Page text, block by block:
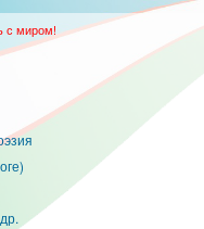
с миром!